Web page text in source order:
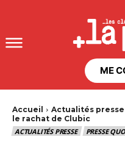
ME
Accueil Actualités presse
le rachat de Clubic
ACTUALITÉS PRESSE
PRESSE